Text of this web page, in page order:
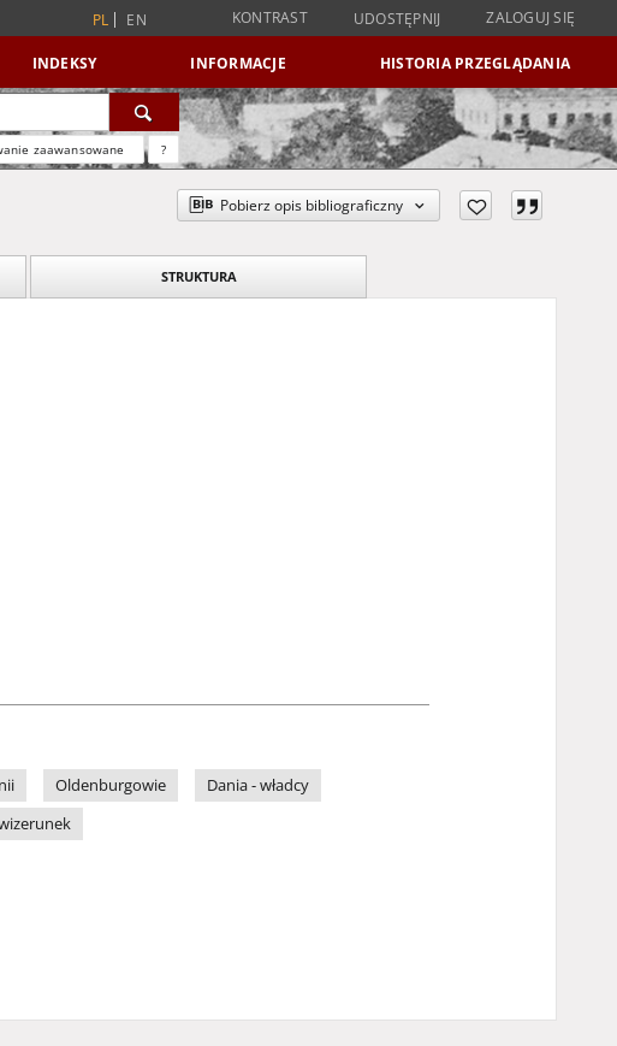
PL EN KONTRAST UDOSTĘPNIJ ZALOGUJ SIĘ
INDEKSY INFORMACJE HISTORIA PRZEGLĄDANIA
zaawansowane ?
Pobierz opis bibliograficzny
STRUKTURA
Oldenburgowie
Dania - władcy